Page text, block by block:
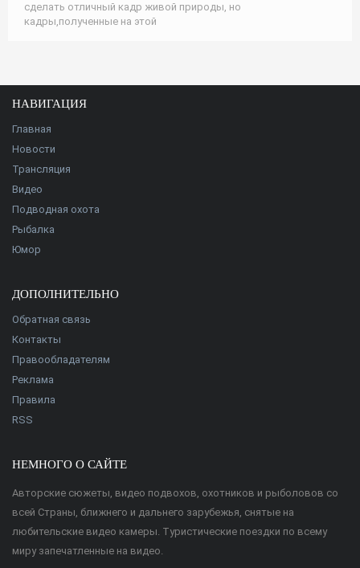
сделать отличный кадр живой природы, но
кадры,полученные на этой
НАВИГАЦИЯ
Главная
Новости
Трансляция
Видео
Подводная охота
Рыбалка
Юмор
ДОПОЛНИТЕЛЬНО
Обратная связь
Контакты
Правообладателям
Реклама
Правила
RSS
НЕМНОГО О САЙТЕ
Авторские сюжеты, видео подвохов, охотников и рыболовов со
всей Страны, ближнего и дальнего зарубежья, снятые на
любительские видео камеры. Туристические поездки по всему
миру запечатленные на видео.